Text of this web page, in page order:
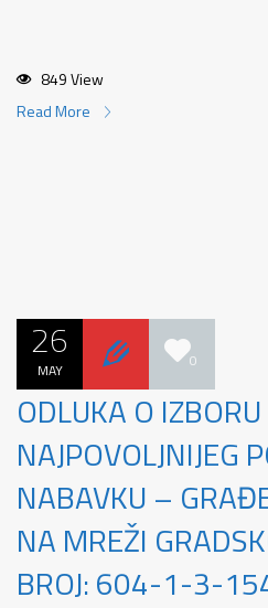
849 View
Read More
26
MAY 0
ODLUKA O IZBORU
NAJPOVOLJNIJEG
NABAVKU –
NA MREŽI
BROJ: 604-1-3-